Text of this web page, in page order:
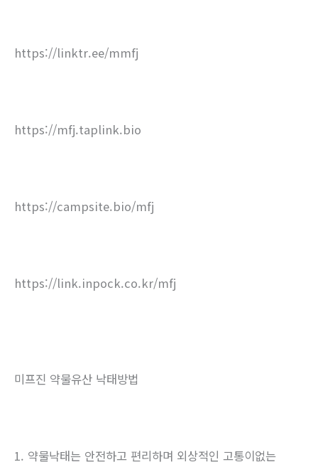
https://linktr.ee/mmfj
https://mfj.taplink.bio
https://campsite.bio/mfj
https://link.inpock.co.kr/mfj
미프진 약물유산 낙태방법
1. 약물낙태는 안전하고 편리하며 외상적인 고통이없는